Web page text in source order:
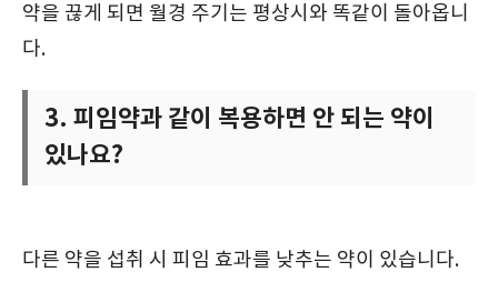
약을 끊게 되면 월경 주기는 평상시와 똑같이 돌아옵니
다.
3. 피임약과 같이 복용하면 안 되는 약이
있나요?
다른 약을 섭취 시 피임 효과를 낮추는 약이 있습니다.